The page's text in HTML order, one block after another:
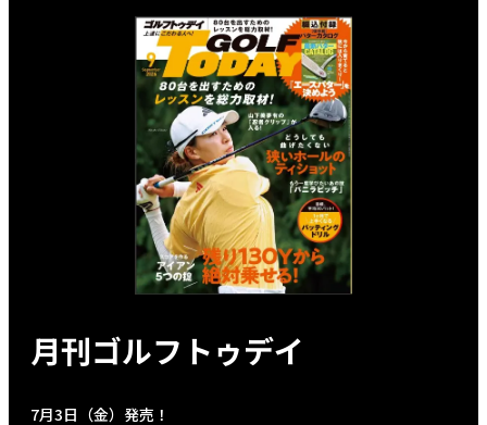
月刊ゴルフトゥデイ
7月3日（金）発売！